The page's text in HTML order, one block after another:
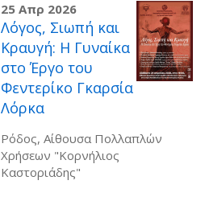
25 Απρ 2026
Λόγος, Σιωπή και
Κραυγή: Η Γυναίκα
στο Έργο του
Φεντερίκο Γκαρσία
Λόρκα
Ρόδος, Αίθουσα Πολλαπλών
Χρήσεων "Κορνήλιος
Καστοριάδης"